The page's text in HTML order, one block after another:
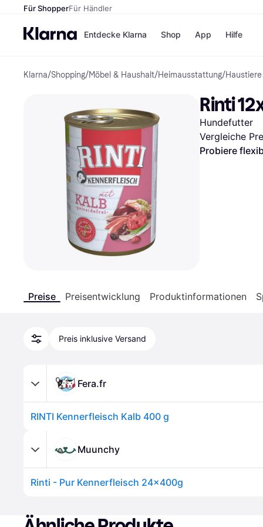
Für ShopperFür Händler
Entdecke Klarna
Zahlungsmethoden
Sofort bezahlen
Bezahle in 3
Teilzahlungen
Bezahle in bis zu 30
Shop
Shops
H&M
Temu
App Hilfe
Klarna/Shopping/Möbel & Haushalt/Heimausstattung/Haustiere
Rinti
Hundefutter
Vergleiche
Probiere
Preise Preisentwicklung Produktinformationen
Preis inklusive Versand
Fera.fr
RINTI Kennerfleisch Kalb 400 g
Muunchy
Rinti - Pur Kennerfleisch 24x400g